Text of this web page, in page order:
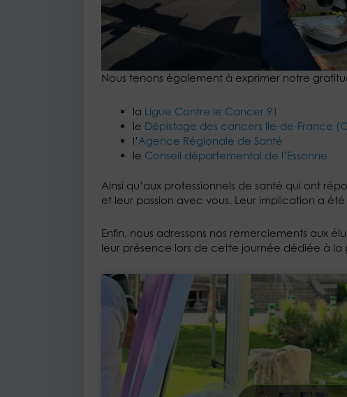
Nous tenons également à exprimer notre
la Ligue Contre le Cancer 91
le Dépistage des cancers Ile-de-France
l’Agence Régionale de Santé
le Conseil départemental de l’Essonne
Ainsi qu’aux professionnels de santé qui ont
et leur passion avec vous. Leur implication a
Enfin, nous adressons nos remerciements aux
leur présence lors de cette journée dédiée à